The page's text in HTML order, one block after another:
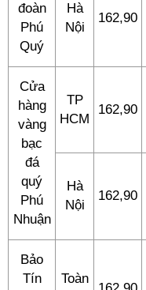
đoàn
Phú
Quý
Hà
Nội
162,90
Cửa
hàng
vàng
bạc
đá
quý
Phú
Nhuận
TP
HCM
162,90
Hà
Nội
162,90
Bảo
Tín
Toàn